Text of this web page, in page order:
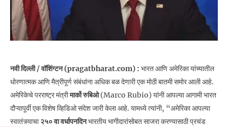
नवी दिल्ली / वॉशिंग्टन (pragatbharat.com) : भारत आणि अमेरिका यांच्यातील
धोरणात्मक आणि मैत्रीपूर्ण संबंधांना अधिक बळ देणारी एक मोठी बातमी समोर आली आहे.
अमेरिकेचे परराष्ट्र मंत्रीमार्को रुबिओ(Marco Rubio) यांनी आपल्या आगामी भारत
दौऱ्यापूर्वी एक विशेष व्हिडिओ संदेश जारी केला आहे. यामध्ये त्यांनी, “अमेरिका आपल्या
स्वातंत्र्याचा२५० वा वर्धापनदिनभारतीय भागीदारांसोबत साजरा करण्यासाठी प्रचंड